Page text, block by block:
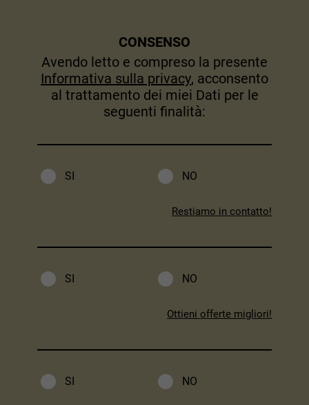
CONSENSO
Avendo letto e compreso la presente
Informativa sulla privacy, acconsento
al trattamento dei miei Dati per le
seguenti finalità:
SI NO
Restiamo in contatto!
SI NO
Ottieni offerte migliori!
SI NO